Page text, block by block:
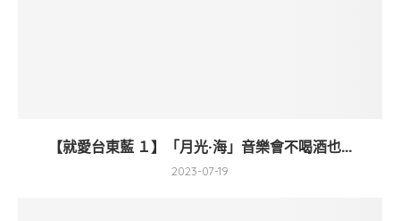
【就愛台東藍 １】「月光·海」音樂會不喝酒也...
2023-07-19